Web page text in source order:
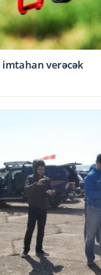
verəcək